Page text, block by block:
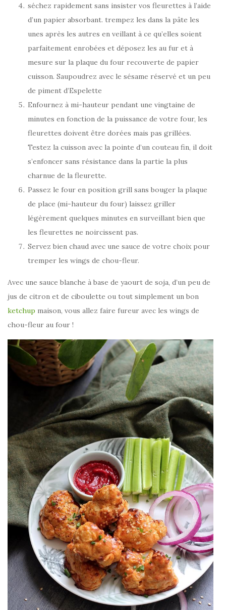
séchez rapidement sans insister vos fleurettes à l’aide
d’un papier absorbant. trempez les dans la pâte les
unes après les autres en veillant à ce qu’elles soient
parfaitement enrobées et déposez les au fur et à
mesure sur la plaque du four recouverte de papier
cuisson. Saupoudrez avec le sésame réservé et un peu
de piment d’Espelette
Enfournez à mi-hauteur pendant une vingtaine de
minutes en fonction de la puissance de votre four, les
fleurettes doivent être dorées mais pas grillées.
Testez la cuisson avec la pointe d’un couteau fin, il doit
s’enfoncer sans résistance dans la partie la plus
charnue de la fleurette.
Passez le four en position grill sans bouger la plaque
de place (mi-hauteur du four) laissez griller
légèrement quelques minutes en surveillant bien que
les fleurettes ne noircissent pas.
Servez bien chaud avec une sauce de votre choix pour
tremper les wings de chou-fleur.
Avec une sauce blanche à base de yaourt de soja, d’un peu de
jus de citron et de ciboulette ou tout simplement un bon
ketchup maison, vous allez faire fureur avec les wings de
chou-fleur au four !